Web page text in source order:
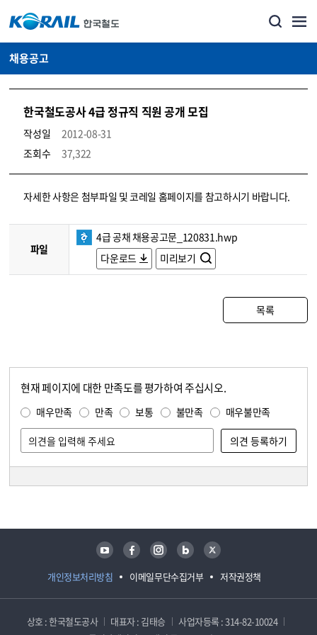
채용공고
한국철도공사 4급 정규직 직원 공개 모집
작성일
2012-08-31
조회수
37,322
코레일소개_경영공시_채용공고 상세보기 – 내용, 파일, 담당자 연락처로 구성
자세한 사항은 첨부파일 및 코레일 홈페이지를 참고하시기 바랍니다.
파일
4급 공채 채용공고문_120831.hwp
다운로드
미리보기
목록
현재 페이지에 대한 만족도를 평가하여 주십시오.
매우만족 만족 보통 불만족 매우불만족
개인정보처리방침 이메일무단수집거부 저작권정책
유튜브 페이스북 인스타그램 블로그 트위터
상호 : 한국철도공사 대표자 : 김태승
사업자등록 : 314-82-10024